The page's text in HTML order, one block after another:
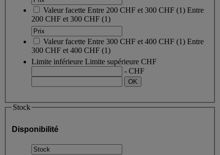
Valeur facette Entre 200 CHF et 300 CHF (1) Entre
200 CHF et 300 CHF (1)
Valeur facette Entre 300 CHF et 400 CHF (1) Entre
300 CHF et 400 CHF (1)
Limite inférieure Limite supérieure CHF
- CHF
Stock
Disponibilité